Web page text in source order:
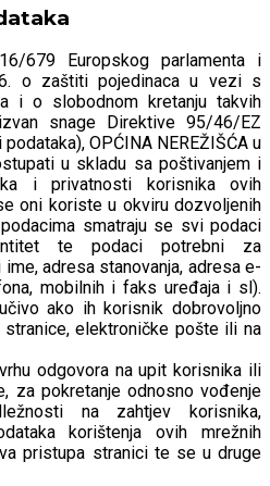
679 Europskog parlamenta i
o zaštiti pojedinaca u vezi s
i o slobodnom kretanju takvih
snage Direktive 95/46/EZ
OPĆINA NEREŽIŠĆA u
u skladu sa poštivanjem i
i privatnosti korisnika ovih
oni koriste u okviru dozvoljenih
smatraju se svi podaci
te podaci potrebni za
adresa stanovanja, adresa e-
mobilnih i faks uređaja i sl).
ako ih korisnik dobrovoljno
elektroničke pošte ili na
odgovora na upit korisnika ili
za pokretanje odnosno vođenje
na zahtjev korisnika,
korištenja ovih mrežnih
pristupa stranici te se u druge